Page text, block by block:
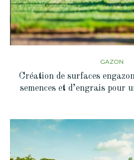
GAZON
Création de surfaces
semences et d’engrais pour